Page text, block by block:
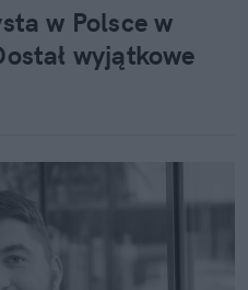
w Polsce w
wyjątkowe